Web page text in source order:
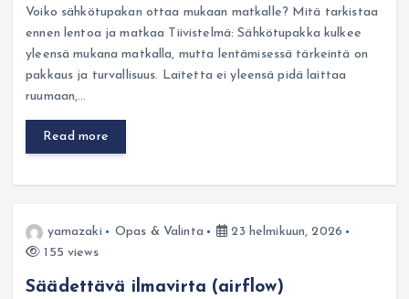
Voiko sähkötupakan ottaa mukaan matkalle? Mitä tarkistaa
ennen lentoa ja matkaa Tiivistelmä: Sähkötupakka kulkee
yleensä mukana matkalla, mutta lentämisessä tärkeintä on
pakkaus ja turvallisuus. Laitetta ei yleensä pidä laittaa
ruumaan,…
Read more
yamazaki Opas & Valinta
23 helmikuun, 2026
155 views
Säädettävä ilmavirta (airflow)